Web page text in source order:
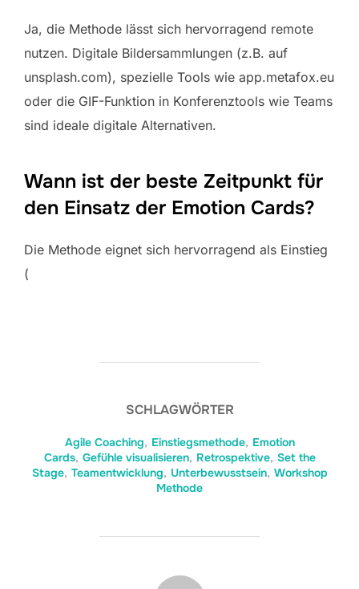
Ja, die Methode lässt sich hervorragend remote
nutzen. Digitale Bildersammlungen (z.B. auf
unsplash.com), spezielle Tools wie app.metafox.eu
oder die GIF-Funktion in Konferenztools wie Teams
sind ideale digitale Alternativen.
Wann ist der beste Zeitpunkt für
den Einsatz der Emotion Cards?
Die Methode eignet sich hervorragend als Einstieg
(
SCHLAGWÖRTER
Agile Coaching, Einstiegsmethode, Emotion
Cards, Gefühle visualisieren, Retrospektive, Set the
Stage, Teamentwicklung, Unterbewusstsein, Workshop
Methode
BEITRAGSAUTOR